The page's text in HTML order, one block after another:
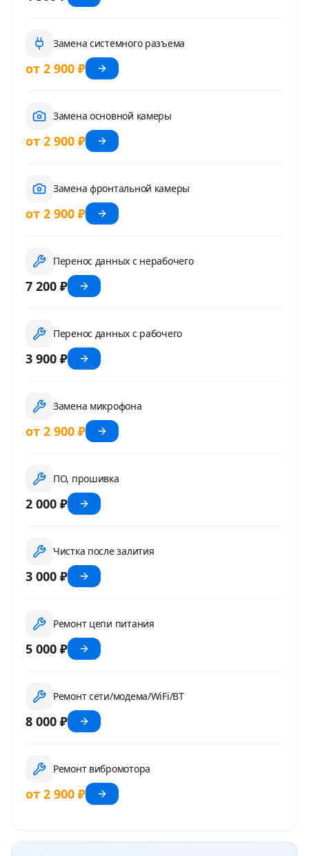
Замена системного разъема
от 2 900 ₽
Замена основной камеры
от 2 900 ₽
Замена фронтальной камеры
от 2 900 ₽
Перенос данных с нерабочего
7 200 ₽
Перенос данных с рабочего
3 900 ₽
Замена микрофона
от 2 900 ₽
ПО, прошивка
2 000 ₽
Чистка после залития
3 000 ₽
Ремонт цепи питания
5 000 ₽
Ремонт сети/модема/WiFi/BT
8 000 ₽
Ремонт вибромотора
от 2 900 ₽